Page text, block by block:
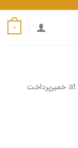
0
خمیرپرداخت